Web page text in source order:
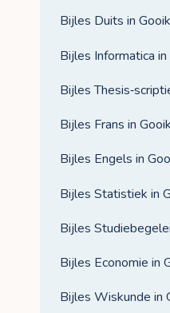
Bijles Duits in Gooik
Bijles Informatica in
Bijles
Bijles Frans in Gooik
Bijles Engels in
Bijles Statistiek in
Bijles
Bijles Economie in
Bijles Wiskunde in